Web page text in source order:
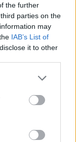
the further
parties on the
may
IAB’s List of
it to other
fő
gyengébbek,
a
jelentős
kötelező
vidéki
a cikk,
is, ami a